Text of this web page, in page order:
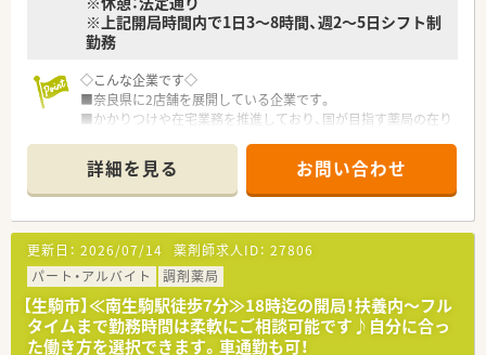
■医療（薬局経営）と福祉事業の2つの柱で成り立っている会社で
す。
高齢者社会に求められる介護用品の販売、リース、グループの
ではなく、各方面から患者様をサポートする体制が整っていま
す。
■残業月平均5時間。本社においても残業管理を徹底、ノー残業
デー制度もございます。
■女性にも働きやすい環境と1人あたりの処方箋枚数が少なめに
設定されていることなどから
無理せず働き続けることができる環境のため定着率が良く、平
均年齢は40歳と同規模チェーンと比較しても高めです。
■有給休暇平均消化日数10日（入社後3カ月経過後2日、半年経過
後10日付与）と休暇においてもライフワークバランスのとりやす
い環境づくりを行っています。
■地域により差は御座いますが、病院前・クリニック前が6：4の
割合の店舗展開です。
■2019年 0402通知を受けより薬剤師業務を対人業務にシフ
※上記開局時間内で1日3～8時間、週2～5日シフト制
勤務
◇こんな企業です◇
■奈良県に2店舗を展開している企業です。
■かかりつけや在宅業務を推進しており、国が目指す薬局の在り
■生駒の店舗はクリニックモール型、斑鳩の店舗はマンツーマン
と地域ニーズに沿って出店されています。
■「在宅」への取り組みも早くから実施しており、勉強できる環
境です。
詳細を見る お問い合わせ
更新日： 2026/07/14 薬剤師求人ID： 27806
パート・アルバイト
調剤薬局
【生駒市】≪南生駒駅徒歩7分≫18時迄の開局！扶養内～フル
タイムまで勤務時間は柔軟にご相談可能です♪自分に合っ
た働き方を選択できます。車通勤も可！